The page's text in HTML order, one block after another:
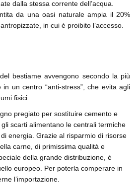
dalla stessa corrente dell’acqua.
da una oasi naturale ampia il 20%
in cui è proibito l’accesso.
bestiame avvengono secondo la più
in un centro “anti-stress”, che evita agli
fisici.
pregiato per sostituire cemento e
scarti alimentano le centrali termiche
energia. Grazie al risparmio di risorse
carne, di primissima qualità e
della grande distribuzione, è
europeo. Per poterla comperare in
l’importazione.